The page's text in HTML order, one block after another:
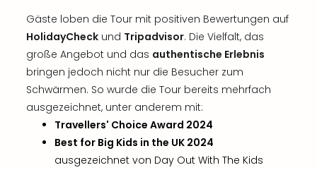
Gäste loben die Tour mit positiven Bewertungen auf
HolidayCheck und Tripadvisor. Die Vielfalt, das
große Angebot und das authentische Erlebnis
bringen jedoch nicht nur die Besucher zum
Schwärmen. So wurde die Tour bereits mehrfach
ausgezeichnet, unter anderem mit:
Travellers' Choice Award 2024
Best for Big Kids in the UK 2024
ausgezeichnet von Day Out With The Kids